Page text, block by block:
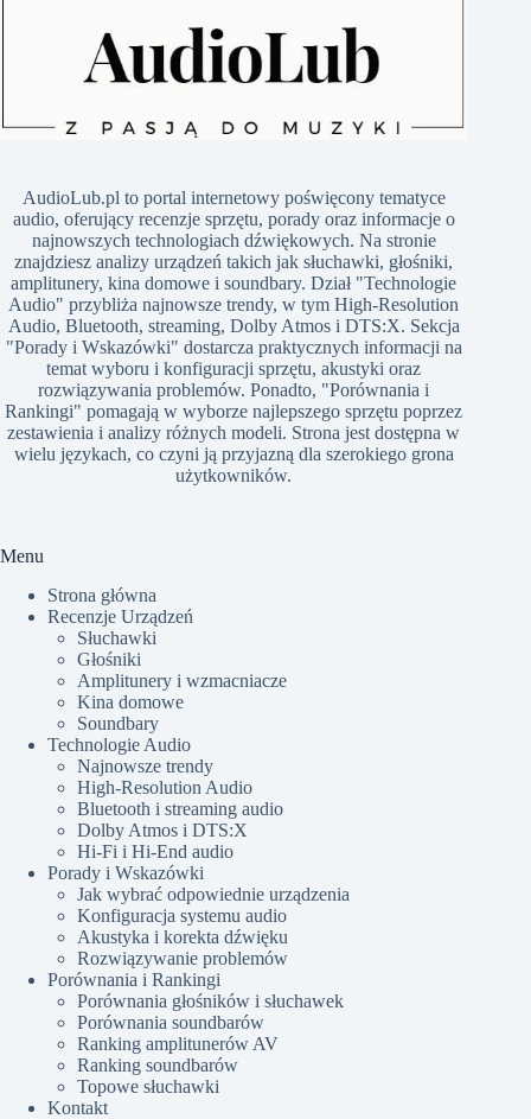
​AudioLub.pl to portal internetowy poświęcony tematyce
audio, oferujący recenzje sprzętu, porady oraz informacje o
najnowszych technologiach dźwiękowych. Na stronie
znajdziesz analizy urządzeń takich jak słuchawki, głośniki,
amplitunery, kina domowe i soundbary. Dział "Technologie
Audio" przybliża najnowsze trendy, w tym High-Resolution
Audio, Bluetooth, streaming, Dolby Atmos i DTS:X. Sekcja
"Porady i Wskazówki" dostarcza praktycznych informacji na
temat wyboru i konfiguracji sprzętu, akustyki oraz
rozwiązywania problemów. Ponadto, "Porównania i
Rankingi" pomagają w wyborze najlepszego sprzętu poprzez
zestawienia i analizy różnych modeli. Strona jest dostępna w
wielu językach, co czyni ją przyjazną dla szerokiego grona
użytkowników.​
Menu
Strona główna
Recenzje Urządzeń
Słuchawki
Głośniki
Amplitunery i wzmacniacze
Kina domowe
Soundbary
Technologie Audio
Najnowsze trendy
High-Resolution Audio
Bluetooth i streaming audio
Dolby Atmos i DTS:X
Hi-Fi i Hi-End audio
Porady i Wskazówki
Jak wybrać odpowiednie urządzenia
Konfiguracja systemu audio
Akustyka i korekta dźwięku
Rozwiązywanie problemów
Porównania i Rankingi
Porównania głośników i słuchawek
Porównania soundbarów
Ranking amplitunerów AV
Ranking soundbarów
Topowe słuchawki
Kontakt